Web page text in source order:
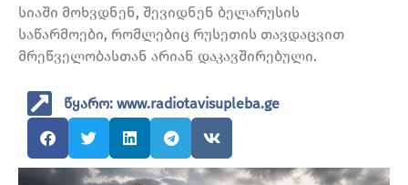
სიაში მოხვდნენ, შევიდნენ ბელარუსის
საწარმოები, რომლებიც რუსეთის თავდაცვით
მრეწველობასთან არიან დაკავშირებული.
წყარო: www.radiotavisupleba.ge